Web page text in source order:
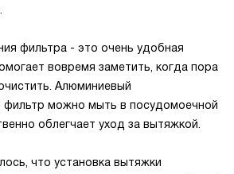
фильтра - это очень удобная
вовремя заметить, когда пора
Алюминиевый
можно мыть в посудомоечной
облегчает уход за вытяжкой.
что установка вытяжки